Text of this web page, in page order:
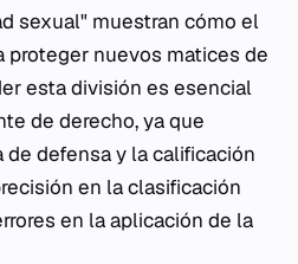
sexual" muestran cómo el
proteger nuevos matices de
esta división es esencial
de derecho, ya que
defensa y la calificación
en la clasificación
en la aplicación de la